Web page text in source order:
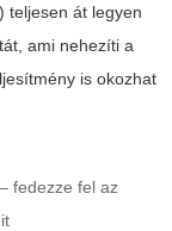
teljesen át legyen
ami nehezíti a
is okozhat
fedezze fel az